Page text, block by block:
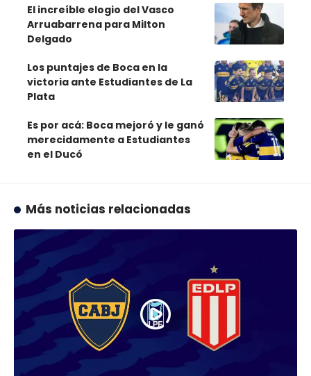
El increíble elogio del Vasco
Arruabarrena para Milton
Delgado
Los puntajes de Boca en la
victoria ante Estudiantes de La
Plata
Es por acá: Boca mejoró y le ganó
merecidamente a Estudiantes
en el Ducó
Más noticias relacionadas